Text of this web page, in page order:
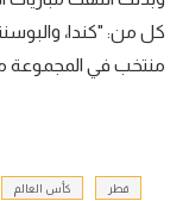
كل من: "كندا،
منتخب في المجموعة
قطر كأس العالم